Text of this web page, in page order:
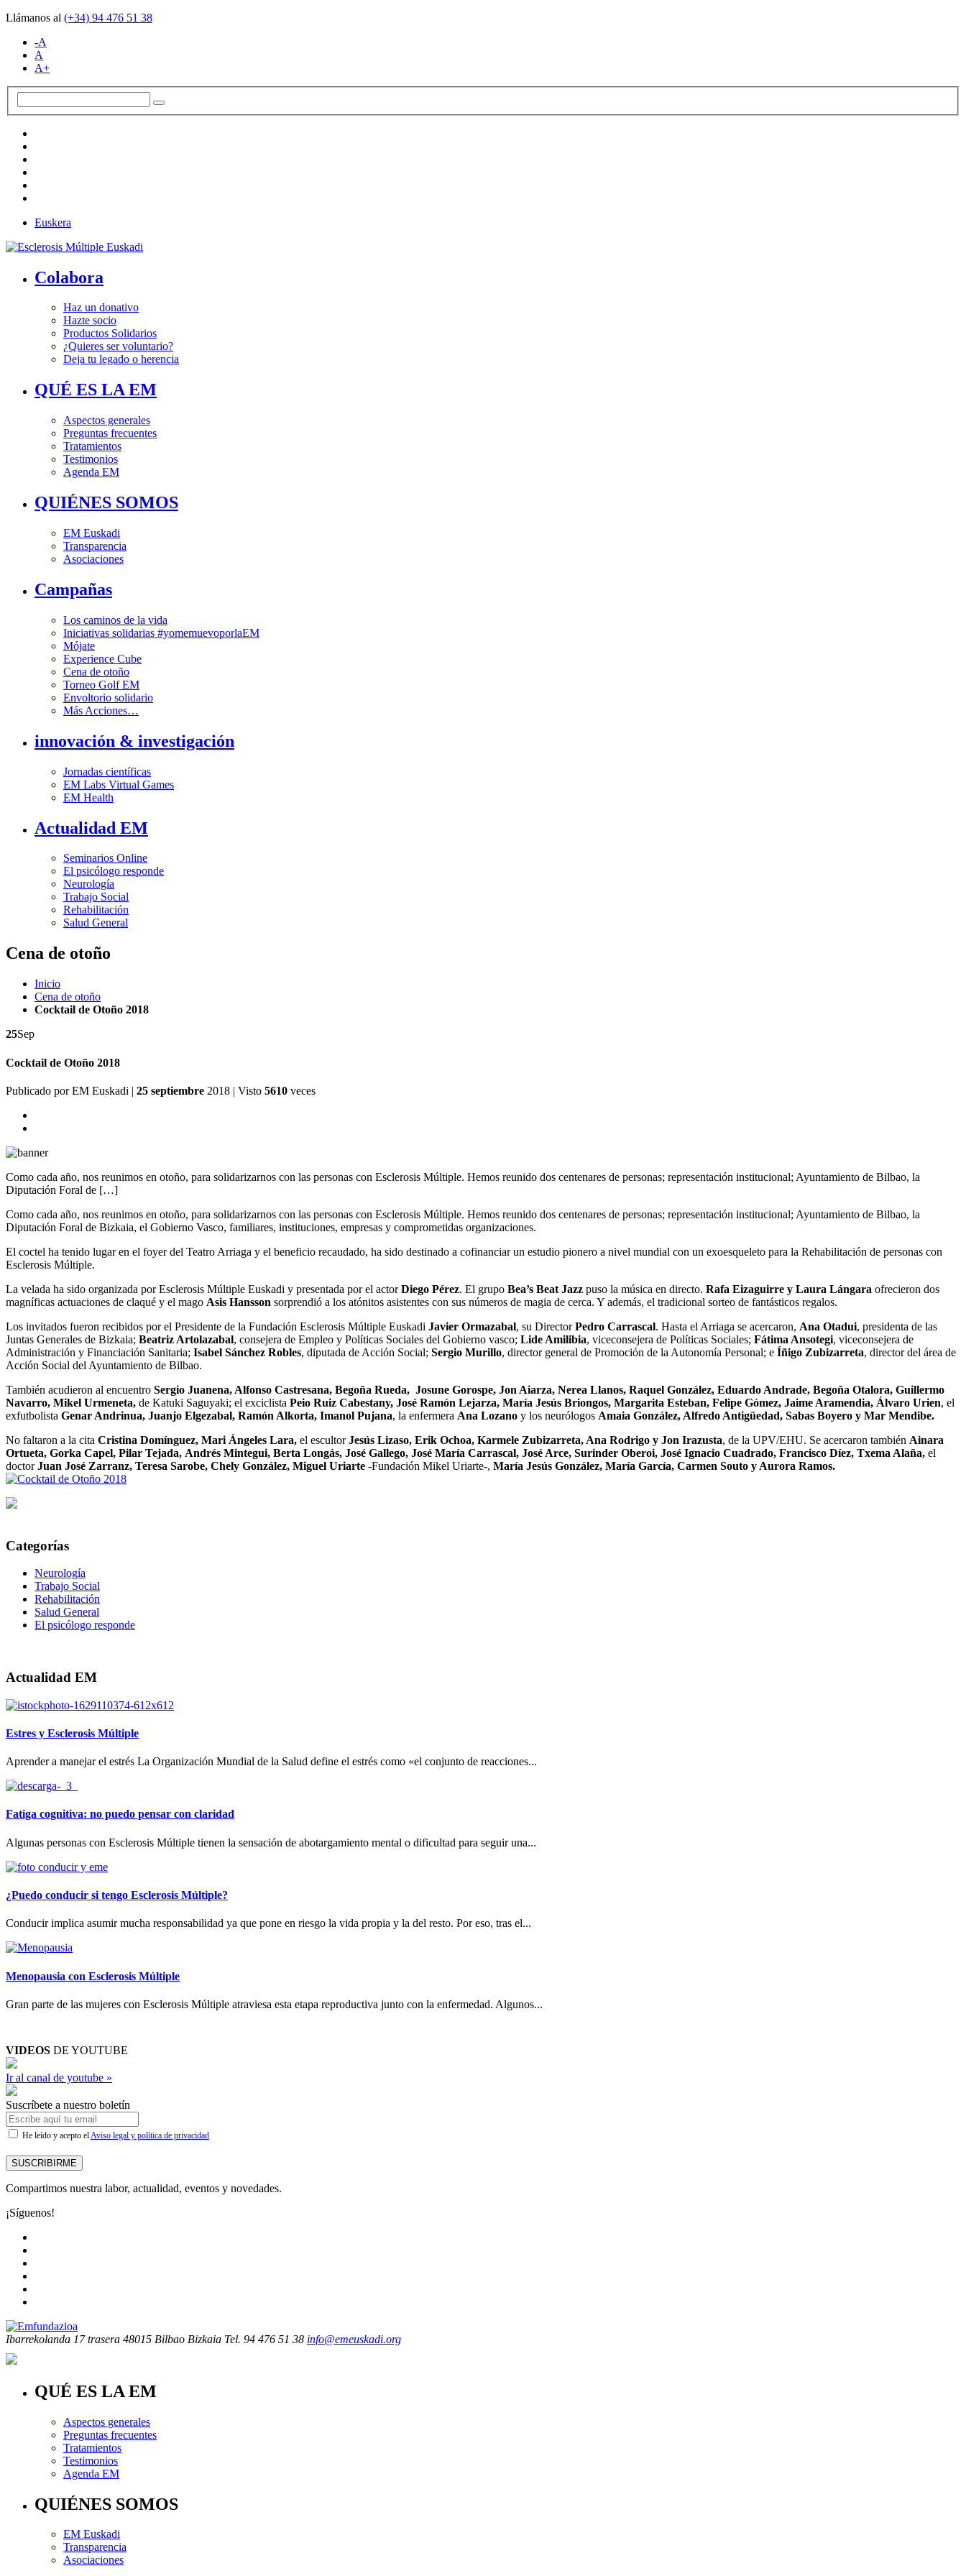
Llámanos al (+34) 94 476 51 38
-A
A
A+
Euskera
Colabora
Haz un donativo
Hazte socio
Productos Solidarios
¿Quieres ser voluntario?
Deja tu legado o herencia
QUÉ ES LA EM
Aspectos generales
Preguntas frecuentes
Tratamientos
Testimonios
Agenda EM
QUIÉNES SOMOS
EM Euskadi
Transparencia
Asociaciones
Campañas
Los caminos de la vida
Iniciativas solidarias #yomemuevoporlaEM
Mójate
Experience Cube
Cena de otoño
Torneo Golf EM
Envoltorio solidario
Más Acciones…
innovación & investigación
Jornadas científicas
EM Labs Virtual Games
EM Health
Actualidad EM
Seminarios Online
El psicólogo responde
Neurología
Trabajo Social
Rehabilitación
Salud General
Cena de otoño
Inicio
Cena de otoño
Cocktail de Otoño 2018
25Sep
Cocktail de Otoño 2018
Publicado porEM Euskadi | 25 septiembre 2018 | Visto 5610 veces
Como cada año, nos reunimos en otoño, para solidarizarnos con las personas con Esclerosis Múltiple. Hemos reunido dos centenares de personas; representación institucional; Ayuntamiento de Bilbao, la
Diputación Foral de […]
Como cada año, nos reunimos en otoño, para solidarizarnos con las personas con Esclerosis Múltiple. Hemos reunido dos centenares de personas; representación institucional; Ayuntamiento de Bilbao, la
Diputación Foral de Bizkaia, el Gobierno Vasco, familiares, instituciones, empresas y comprometidas organizaciones.
El coctel ha tenido lugar en el foyer del Teatro Arriaga y el beneficio recaudado, ha sido destinado a cofinanciar un estudio pionero a nivel mundial con un exoesqueleto para la Rehabilitación de personas con
Esclerosis Múltiple.
La velada ha sido organizada por Esclerosis Múltiple Euskadi y presentada por el actorDiego Pérez. El grupo Bea’s Beat Jazz puso la música en directo. Rafa Eizaguirre y Laura Lángara ofrecieron dos
magníficas actuaciones de claqué y el mago Asis Hansson sorprendió a los atónitos asistentes con sus números de magia de cerca. Y además, el tradicional sorteo de fantásticos regalos.
Los invitados fueron recibidos por el Presidente de la Fundación Esclerosis Múltiple Euskadi Javier Ormazabal, su DirectorPedro Carrascal. Hasta el Arriaga se acercaron, Ana Otadui, presidenta de las
Juntas Generales de Bizkaia; Beatriz Artolazabal, consejera de Empleo y Políticas Sociales del Gobierno vasco; Lide Amilibia, viceconsejera de Políticas Sociales; Fátima Ansotegi, viceconsejera de
Administración y Financiación Sanitaria; Isabel Sánchez Robles, diputada de Acción Social; Sergio Murillo, director general de Promoción de la Autonomía Personal; e Íñigo Zubizarreta, director del área de
Acción Social del Ayuntamiento de Bilbao.
También acudieron al encuentro Sergio Juanena, Alfonso Castresana, Begoña Rueda, Josune Gorospe, Jon Aiarza, Nerea Llanos, Raquel González, Eduardo Andrade, Begoña Otalora, Guillermo
Navarro, Mikel Urmeneta, de Katuki Saguyaki; el exciclista Peio Ruiz Cabestany, José Ramón Lejarza, María Jesús Briongos, Margarita Esteban, Felipe Gómez, Jaime Aramendia, Álvaro Urien, el
exfutbolista Genar Andrinua, Juanjo Elgezabal, Ramón Alkorta, Imanol Pujana, la enfermera Ana Lozano y los neurólogos Amaia González, Alfredo Antigüedad, Sabas Boyero y Mar Mendibe.
No faltaron a la cita Cristina Domínguez, Mari Ángeles Lara, el escultorJesús Lizaso, Erik Ochoa, Karmele Zubizarreta, Ana Rodrigo y Jon Irazusta, de la UPV/EHU. Se acercaron también Ainara
Ortueta, Gorka Capel, Pilar Tejada, Andrés Mintegui, Berta Longás, José Gallego, José María Carrascal, José Arce, Surinder Oberoi, José Ignacio Cuadrado, Francisco Díez, Txema Alaña, el
doctorJuan José Zarranz, Teresa Sarobe, Chely González, Miguel Uriarte -Fundación Mikel Uriarte-, María Jesús González, María García, Carmen Souto y Aurora Ramos.
Categorías
Neurología
Trabajo Social
Rehabilitación
Salud General
El psicólogo responde
Actualidad EM
Estres y Esclerosis Múltiple
Aprender a manejar el estrés La Organización Mundial de la Salud define el estrés como «el conjunto de reacciones...
Fatiga cognitiva: no puedo pensar con claridad
Algunas personas con Esclerosis Múltiple tienen la sensación de abotargamiento mental o dificultad para seguir una...
¿Puedo conducir si tengo Esclerosis Múltiple?
Conducir implica asumir mucha responsabilidad ya que pone en riesgo la vida propia y la del resto. Por eso, tras el...
Menopausia con Esclerosis Múltiple
Gran parte de las mujeres con Esclerosis Múltiple atraviesa esta etapa reproductiva junto con la enfermedad. Algunos...
VIDEOS DE YOUTUBE
Ir al canal de youtube »
Suscríbete a nuestro boletín
He leído y acepto elAviso legal y política de privacidad
SUSCRIBIRME
Compartimos nuestra labor, actualidad, eventos y novedades.
¡Síguenos!
Ibarrekolanda 17 trasera 48015 Bilbao Bizkaia Tel. 94 476 51 38 info@emeuskadi.org
QUÉ ES LA EM
Aspectos generales
Preguntas frecuentes
Tratamientos
Testimonios
Agenda EM
QUIÉNES SOMOS
EM Euskadi
Transparencia
Asociaciones